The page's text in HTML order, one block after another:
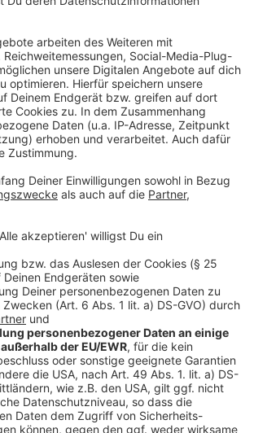
Scholl-Gymnasium, Redinghovenstr.
am Donnerstag, 15.01.2026,
Königsallee 57 (Stadtmitte):
Donnerstag, 15.01.2026, 19 Uhr in
Bernburger Straße, Bernburger Str. 44
15.01.2026, 19 Uhr, um Anmeldung
Gerresheim, Am Poth 60 (Gerresheim):
Schorlemerstr. 99
Informationsveranstaltung am
15.01.2026, 19 Uhr
Gesamtschule, Aldekerkstr. 23
am Samstag,
10 bis 12 Uhr im Auditorium;
Realschule, Siegburger Str. 38
17.01.2026, 10 bis 13.30 Uh
und Berufskolleg, Ellerstr. 84